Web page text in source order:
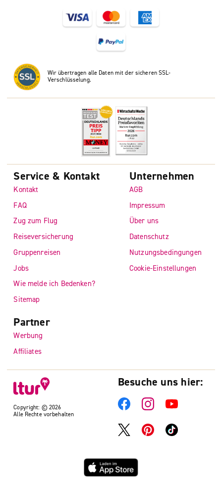
Wir übertragen alle Daten mit der sicheren SSL-
Verschlüsselung.
Copyright: © 2026
Alle Rechte vorbehalten
Service & Kontakt
Kontakt
FAQ
Zug zum Flug
Reiseversicherung
Gruppenreisen
Jobs
Wie melde ich Bedenken?
Sitemap
Unternehmen
AGB
Impressum
Über uns
Datenschutz
Nutzungsbedingungen
Cookie-Einstellungen
Partner
Werbung
Affiliates
Besuche uns hier: